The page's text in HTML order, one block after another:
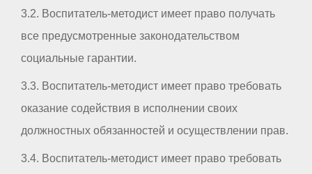
3.2. Воспитатель-методист имеет право получать
все предусмотренные законодательством
социальные гарантии.
3.3. Воспитатель-методист имеет право требовать
оказание содействия в исполнении своих
должностных обязанностей и осуществлении прав.
3.4. Воспитатель-методист имеет право требовать